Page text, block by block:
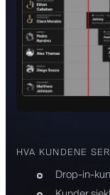
HVA KUNDENE SER
Drop-in-